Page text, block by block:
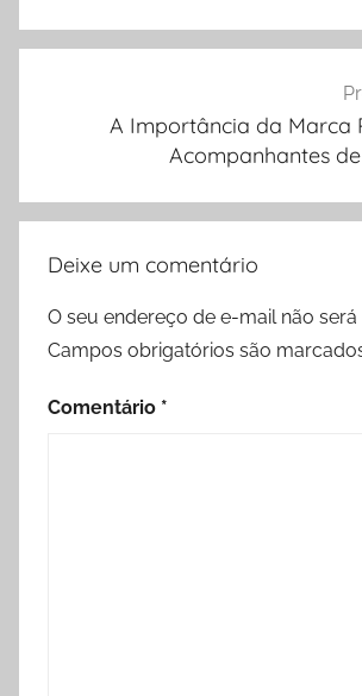
A Importância da Marca
Acompanhantes
Deixe um comentário
O seu endereço de e-mail não
Campos obrigatórios são
Comentário *